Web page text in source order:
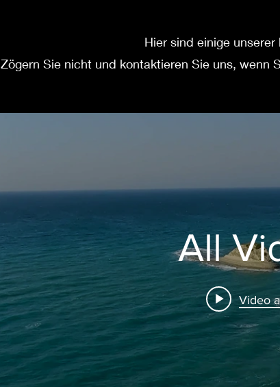
Hier sind einige
Zögern Sie nicht und kontaktieren Sie uns, wenn
All
Video